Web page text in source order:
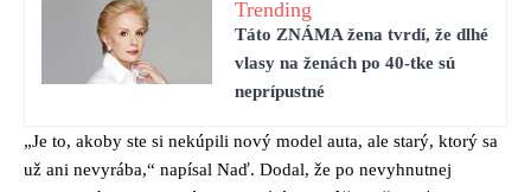
Trending
Táto ZNÁMA žena tvrdí, že dlhé
vlasy na ženách po 40-tke sú
neprípustné
„Je to, akoby ste si nekúpili nový model auta, ale starý, ktorý sa
už ani nevyrába,“ napísal Naď. Dodal, že po nevyhnutnej